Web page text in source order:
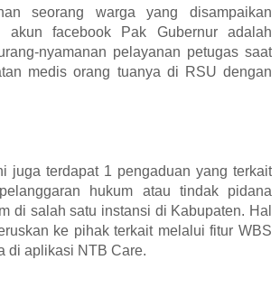
seorang warga yang disampaikan
akun facebook Pak Gubernur adalah
nyamanan pelayanan petugas saat
medis orang tuanya di RSU dengan
juga terdapat 1 pengaduan yang terkait
hukum atau tindak pidana
di salah satu instansi di Kabupaten. Hal
ke pihak terkait melalui fitur WBS
di aplikasi NTB Care.